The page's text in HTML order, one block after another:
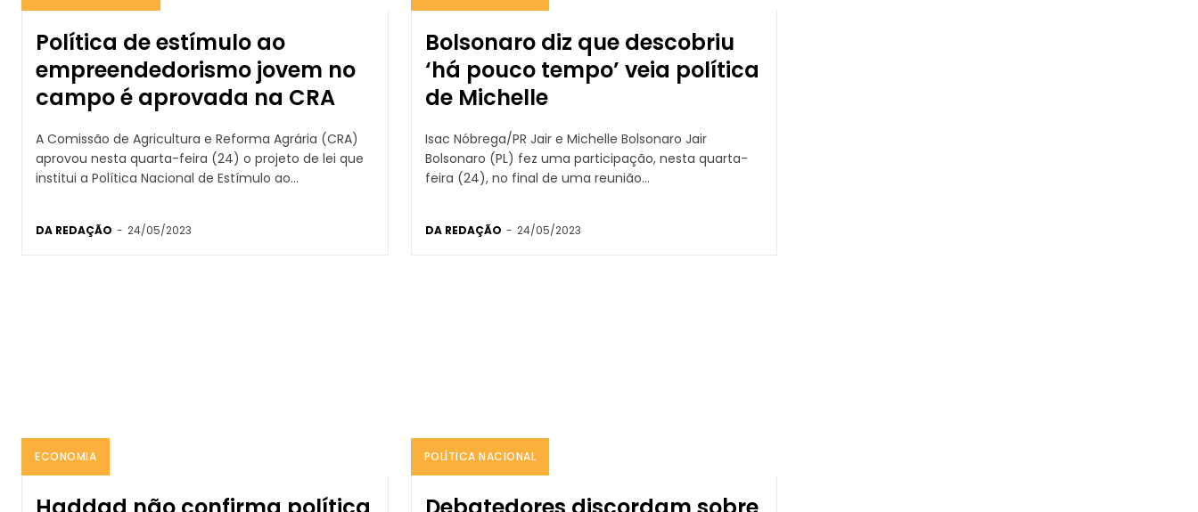
Política de estímulo ao
empreendedorismo jovem no
campo é aprovada na CRA
A Comissão de Agricultura e Reforma Agrária (CRA)
aprovou nesta quarta-feira (24) o projeto de lei que
institui a Política Nacional de Estímulo ao...
DA REDAÇÃO - 24/05/2023
Bolsonaro diz que descobriu
‘há pouco tempo’ veia política
de Michelle
Isac Nóbrega/PR Jair e Michelle Bolsonaro Jair
Bolsonaro (PL) fez uma participação, nesta quarta-
feira (24), no final de uma reunião...
DA REDAÇÃO - 24/05/2023
ECONOMIA POLÍTICA NACIONAL